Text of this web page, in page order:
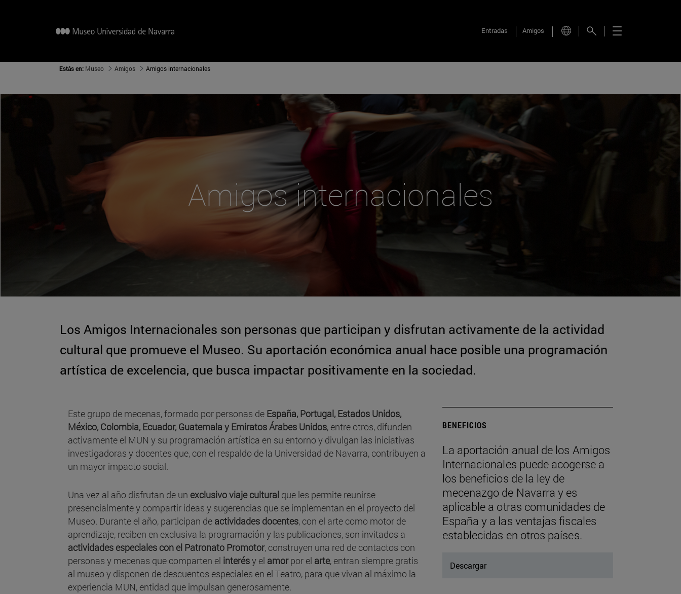
Entradas Amigos
Estás en: Museo Amigos Amigos internacionales
Amigos internacionales
Los Amigos Internacionales son personas que participan y disfrutan activamente de la actividad
cultural que promueve el Museo. Su aportación económica anual hace posible una programación
artística de excelencia, que busca impactar positivamente en la sociedad.
Este grupo de mecenas, formado por personas de España, Portugal, Estados Unidos,
México, Colombia, Ecuador, Guatemala y Emiratos Árabes Unidos, entre otros, difunden
activamente el MUN y su programación artística en su entorno y divulgan las iniciativas
investigadoras y docentes que, con el respaldo de la Universidad de Navarra, contribuyen a
un mayor impacto social.
Una vez al año disfrutan de un exclusivo viaje cultural que les permite reunirse
presencialmente y compartir ideas y sugerencias que se implementan en el proyecto del
Museo. Durante el año, participan de actividades docentes, con el arte como motor de
aprendizaje, reciben en exclusiva la programación y las publicaciones, son invitados a
actividades especiales con el Patronato Promotor, construyen una red de contactos con
personas y mecenas que comparten el interésy el amorpor el arte, entran siempre gratis
al museo y disponen de descuentos especiales en el Teatro, para que vivan al máximo la
experiencia MUN, entidad que impulsan generosamente.
BENEFICIOS
La aportación anual de los Amigos
Internacionales puede acogerse a
los beneficios de la ley de
mecenazgo de Navarra y es
aplicable a otras comunidades de
España y a las ventajas fiscales
establecidas en otros países.
Descargar